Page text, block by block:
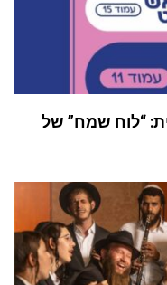
“לוח שמח” של